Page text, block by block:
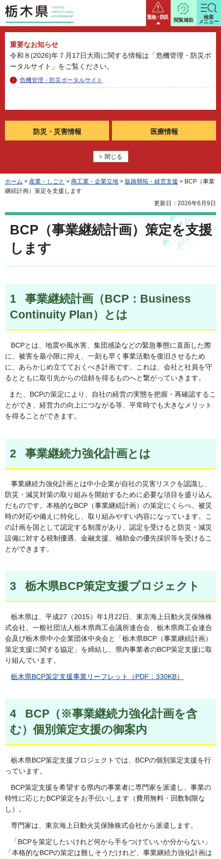
栃木県 緊急・防災
重要なお知らせ
令和８(2026)年７月17日大雨に関する情報は「危機管理・防災ポ
ータルサイト」をご覧ください。
危機管理・防災ポータルサイト
防災・ 災害情報 医療情報
閉じる
閲覧補助
検索
メニュー
ホーム > 産業・しごと > 商工業・企業立地 > 販路開拓・経営支援 > BCP（事業
継続計画）策定を支援します
更新日：2026年6月9日
BCP（事業継続計画）策定を支援
します
1 事業継続計画（BCP：Business
Continuity Plan）とは
BCPとは、地震や風水害、集団感染などの緊急事態に直面した際
に、被害を最小限に抑え、一刻も早く事業活動を復旧させるため
に、あらかじめ立てておくべき計画です。これは、会社と社員を守
るとともに取引先からの信頼を得るものへと繋がっていきます。
また、BCPの策定により、自社の経営の実態を把握・再確認するこ
とができ、経営力の向上につながる等、平常時でも大きなメリット
を得ることができます。
2 事業継続力強化計画とは
事業継続力強化計画とは中小企業が自社の災害リスクを認識し、
防災・減災対策の取り組みを開始するために必要な項目を盛り込ん
だものです。本格的なBCP（事業継続計画）の策定にくらべ、被災
時の対応や備えに特化し、取り組みやすい内容になっています。こ
の計画を国として認定する制度があり、認定を受けると防災・減災
設備に対する税制優遇、金融支援、補助金の優先採択等を受けるこ
とができます。
3 栃木県BCP策定支援プロジェクト
栃木県は、平成27（2015）年1月22日、東京海上日動火災保険株
式会社、一般社団法人栃木県商工会議所連合会、栃木県商工会連合
会及び栃木県中小企業団体中央会と「栃木県BCP（事業継続計画）
策定支援に関する協定」を締結し、県内事業者のBCP策定支援に取
り組んでいます。
栃木県BCP策定支援事業リーフレット（PDF：330KB）
4 BCP（※事業継続力強化計画を含
む）個別策定支援の御案内
栃木県BCP策定支援プロジェクトでは、BCPの個別策定支援を行
っています。
BCP策定支援を希望する県内の事業者に専門家を派遣し、事業の
特性に応じたBCP策定をお手伝いします（費用無料・回数制限な
し）。
専門家は、東京海上日動火災保険株式会社から派遣します。
「BCPを策定したいけれど何から手をつけていいか分からない」
「本格的なBCPの策定は難しそうだけれど、事業継続力強化計画は